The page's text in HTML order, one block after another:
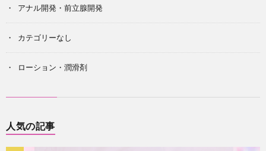
アナル開発・前立腺開発
カテゴリーなし
ローション・潤滑剤
人気の記事